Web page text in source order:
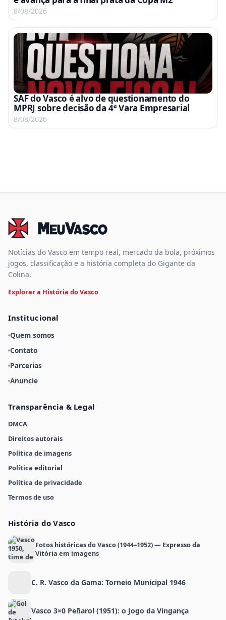
8/08/2026
SAF do Vasco é alvo de questionamento do
MPRJ sobre decisão da 4ª Vara Empresarial
8/08/2026
Notícias do Vasco em tempo real, mercado da bola, próximos
jogos, classificação e a história completa do Gigante da
Colina.
Explorar a História do Vasco
Institucional
Quem somos
Contato
Parcerias
Anuncie
Transparência & Legal
DMCA
Direitos autorais
Política de imagens
Política editorial
Política de privacidade
Termos de uso
História do Vasco
Fotos históricas do Vasco (1944–1952) — Expresso da
Vitória em imagens
C. R. Vasco da Gama: Torneio Municipal 1946
Vasco 3×0 Peñarol (1951): o Jogo da Vingança